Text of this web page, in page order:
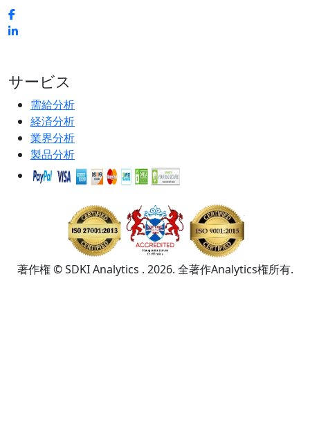
サービス
需給分析
経済分析
業界分析
製品分析
著作権 © SDKI Analytics . 2026. 全著作Analytics権所有.